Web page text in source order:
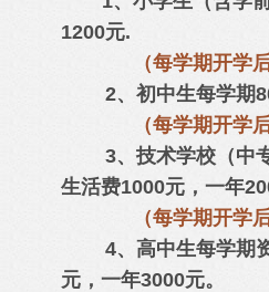
1200元.
（每学期开学
2、初中生每学期
（每学期开学
3、技术学校（中专
生活费1000元，一年
（每学期开学
4、高中生每学期资
元，一年3000元。